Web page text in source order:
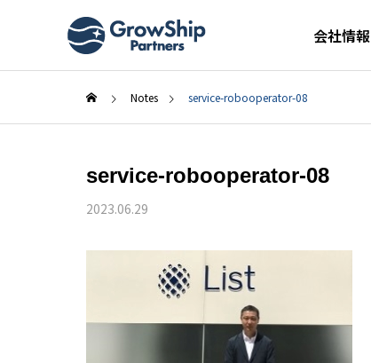
会社情報
Notes service-robooperator-08
service-robooperator-08
2023.06.29